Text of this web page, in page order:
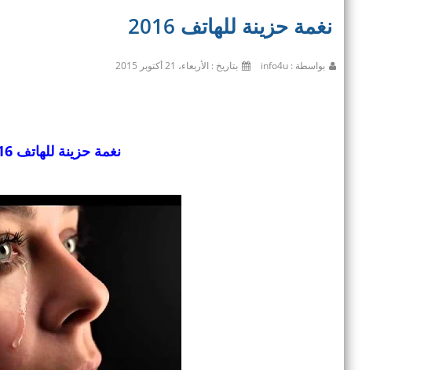
نغمة حزينة للهاتف 2016
بواسطة : info4u بتاريخ : الأربعاء، 21 أكتوبر 2015
نغمة حزينة للهاتف 2016